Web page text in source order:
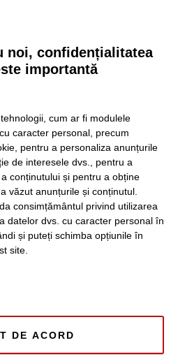
Vest: „Nu vă alegeți un loc
merită ani din viața voastră”
august
2026, în Timișoara?
în Canada: 20.000 de
Cookie-urilor
noi, confidențialitatea
importantă
cum ar fi modulele
caracter personal, precum
pentru a personaliza anunțurile
de interesele dvs., pentru a
conținutului și pentru a obține
văzut anunțurile și conținutul.
consimțământul privind utilizarea
datelor dvs. cu caracter personal în
și puteți schimba opțiunile în
site.
DE ACORD